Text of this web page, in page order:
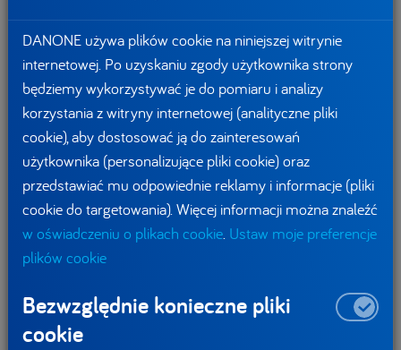
Fantasia,Informacja prasowa Udostępnij:
Pozwól sobie na chwilę przyjemności z nowymi smakami
w modnych opakowaniach.Fantasia Loveto połączenie
delikatnego, kremowego jogurtu i serduszek z białą
czekoladą. NatomiastFantasia Luckyto uwielbiany przez
konsumentów jogurt z czterolistnymi koniczynkami.
Nowa Fantasia urzeka zarówno smakiem, jak i wyglądem.
Uwagę przyciągają nie tylko urocze dodatki, ale też projekty
i miętowym. Obok Fantasii Love i Lucky nie można przejść
obojętnie!
DANONE używa plików cookie na niniejszej witrynie
internetowej. Po uzyskaniu zgody użytkownika strony
będziemy wykorzystywać je do pomiaru i analizy
korzystania z witryny internetowej (analityczne pliki
cookie), aby dostosować ją do zainteresowań
użytkownika (personalizujące pliki cookie) oraz
przedstawiać mu odpowiednie reklamy i informacje (pliki
cookie do targetowania). Więcej informacji można znaleźć
w oświadczeniu o plikach cookie. Ustaw moje preferencje
plików cookie
Bezwzględnie konieczne pliki
cookie